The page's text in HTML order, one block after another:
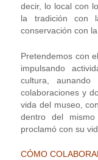
decir, lo local con
la tradición con
conservación con
Pretendemos con
impulsando
cultura, aunando
colaboraciones y
vida del museo,
dentro del
proclamó con su
CÓMO